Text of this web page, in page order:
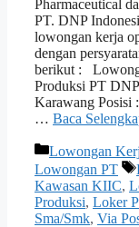
Pharmaceutical
PT. DNP
lowongan kerja
dengan
berikut :
Produksi PT
Karawang Posisi
… Baca
Kategori
Lowongan
Lowongan PT
Kawasan KIIC,
Produksi, Loker
Sma/Smk, Via